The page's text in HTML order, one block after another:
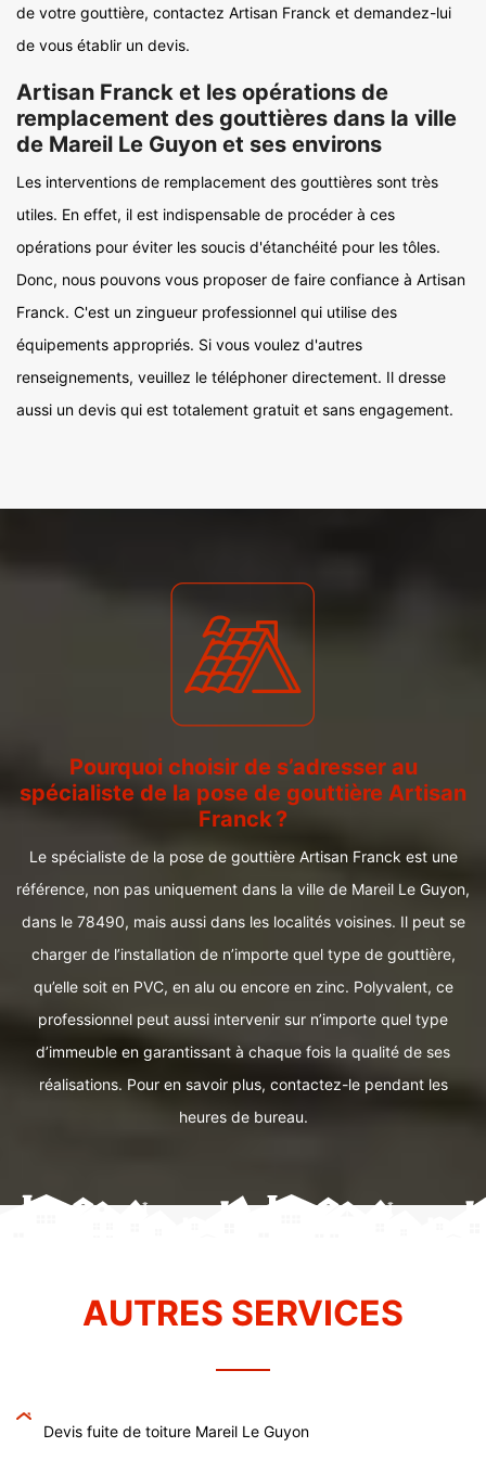
de votre gouttière, contactez Artisan Franck et demandez-lui
de vous établir un devis.
Artisan Franck et les opérations de
remplacement des gouttières dans la ville
de Mareil Le Guyon et ses environs
Les interventions de remplacement des gouttières sont très
utiles. En effet, il est indispensable de procéder à ces
opérations pour éviter les soucis d'étanchéité pour les tôles.
Donc, nous pouvons vous proposer de faire confiance à Artisan
Franck. C'est un zingueur professionnel qui utilise des
équipements appropriés. Si vous voulez d'autres
renseignements, veuillez le téléphoner directement. Il dresse
aussi un devis qui est totalement gratuit et sans engagement.
Pourquoi choisir de s’adresser au
spécialiste de la pose de gouttière Artisan
Franck ?
Le spécialiste de la pose de gouttière Artisan Franck est une
référence, non pas uniquement dans la ville de Mareil Le Guyon,
dans le 78490, mais aussi dans les localités voisines. Il peut se
charger de l’installation de n’importe quel type de gouttière,
qu’elle soit en PVC, en alu ou encore en zinc. Polyvalent, ce
professionnel peut aussi intervenir sur n’importe quel type
d’immeuble en garantissant à chaque fois la qualité de ses
réalisations. Pour en savoir plus, contactez-le pendant les
heures de bureau.
AUTRES SERVICES
Devis fuite de toiture Mareil Le Guyon